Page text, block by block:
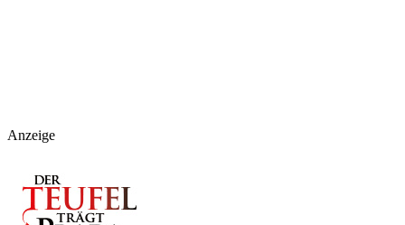
Anzeige